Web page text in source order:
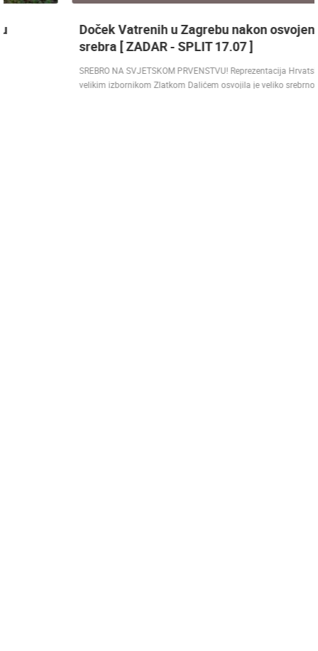
Doček Vatrenih u Zagrebu nakon osvojenog
srebra [ ZADAR - SPLIT 17.07 ]
SREBRO NA SVJETSKOM PRVENSTVU! Reprezentacija Hrvatska vođena
velikim izbornikom Zlatkom Dalićem osvojila je veliko srebrno odličje.…